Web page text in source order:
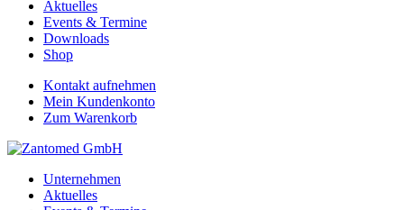
Aktuelles
Events & Termine
Downloads
Shop
Kontakt aufnehmen
Mein Kundenkonto
Zum Warenkorb
Unternehmen
Aktuelles